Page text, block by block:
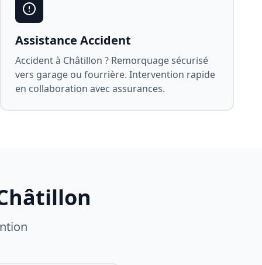
Assistance Accident
Accident à Châtillon ? Remorquage sécurisé
vers garage ou fourrière. Intervention rapide
en collaboration avec assurances.